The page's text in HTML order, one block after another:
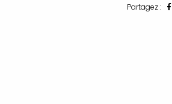
Partagez :